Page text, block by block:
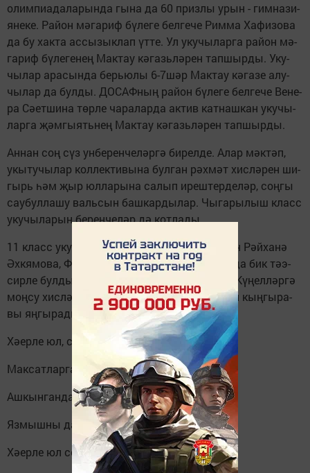
олим­пи­а­да­ла­рын­да гы­на да 60 приз­лы урын - гим­на­зи­
я­не­ке. Ра­йон мә­га­риф бү­ле­ге бел­ге­че Рим­ма Ха­фи­зо­ва
да бу хак­та ас­сы­зык­лап үт­те. Ул уку­чы­лар­га ра­йон мә­
га­риф бү­ле­ге­нең Мак­тау кә­газь­лә­рен тап­шыр­ды. Уку­
чы­лар ара­сын­да берь­ю­лы 6-7шәр Мак­тау кә­га­зе алу­
чы­лар да бул­ды. ДО­САФ­ның ра­йон бү­ле­ге бел­ге­че Ве­не­
ра Сә­ет­ши­на төр­ле ча­ра­лар­да ак­тив кат­наш­кан уку­чы­
лар­га җәм­гы­ять­нең Мак­тау кә­газь­лә­рен тап­шыр­ды.
Ан­нан соң сүз ун­бе­рен­че­ләр­гә би­рел­де. Алар мәк­тәп,
укы­ту­чы­лар кол­лек­ти­вы­на бул­ган рәх­мәт хис­лә­рен ши­
гырь һәм җыр юл­ла­ры­на са­лып иреш­тер­де­ләр, соң­гы
сау­бул­ла­шу валь­сын баш­кар­ды­лар. Чы­га­ры­лыш класс
уку­чы­ла­рын бе­рен­че­ләр дә кот­ла­ды.
11 класс уку­чы­ла­ры әти-әни­лә­ре исе­мен­нән Рәй­ха­нә
Әх­кя­мо­ва, Фәй­рү­зә За­һи­ро­ва чы­гыш­ла­ры да бик тәэ­
сир­ле бул­ды. Са­нау­лы ми­нут­лар тиз үт­те... Кү­ңел­ләр­гә
моң­су хис­ләр са­лып соң­гы ­мәр­тә­бә мәк­тәп кың­гы­ра­
вы яң­гы­ра­ды.
Хә­ер­ле юл, сез­гә, уку­чы­лар!
Мак­сат­лар­га ба­рып җи­те­гез.
Аш­кын­ган­да тор­мыш юл­ла­рын­нан,
Яз­мыш­ны да узып ки­те­гез!
Хә­ер­ле юл сез­гә, хә­ер­ле!